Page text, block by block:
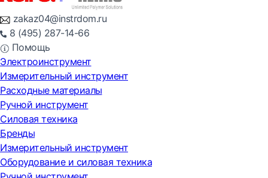
zakaz04@instrdom.ru
8 (495) 287-14-66
Помощь
Электроинструмент
Измерительный инструмент
Расходные материалы
Ручной инструмент
Силовая техника
Бренды
Измерительный инструмент
Оборудование и силовая техника